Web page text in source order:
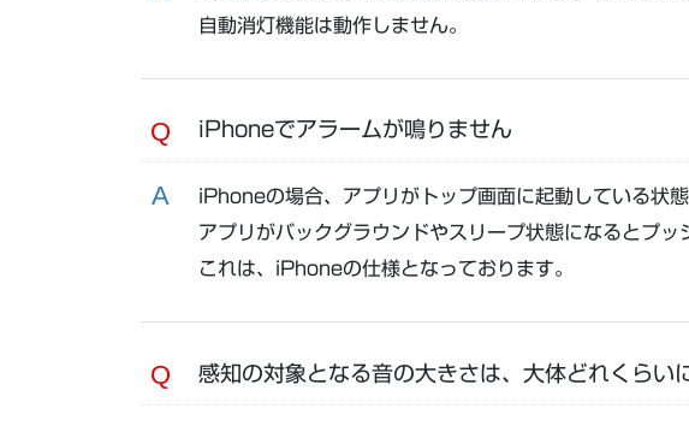
自動消灯機能は動作しません。
iPhoneでアラームが鳴りません
iPhoneの場合、アプリがトップ画面に起動している状態
アプリがバックグラウンドやスリープ状態になるとプッ
これは、iPhoneの仕様となっております。
感知の対象となる音の大きさは、大体どれくらい